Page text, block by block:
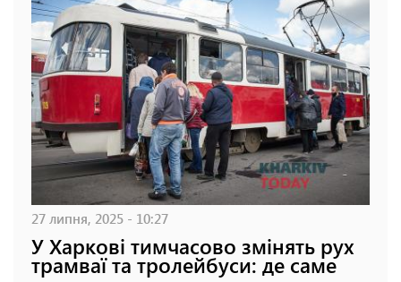
27 липня, 2025 - 10:27
У Харкові тимчасово змінять рух
трамваї та тролейбуси: де саме